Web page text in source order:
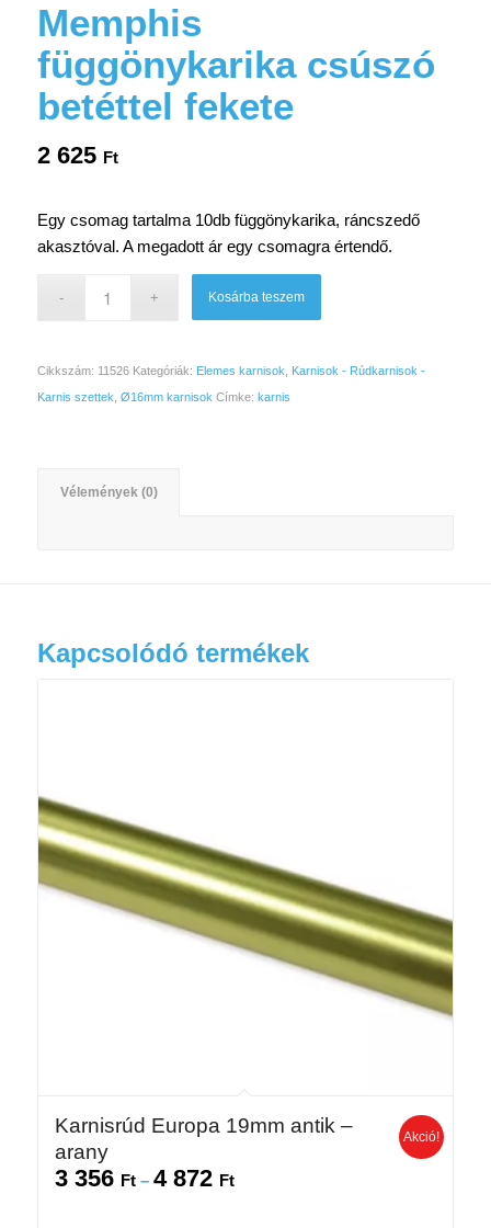
Memphis
függönykarika csúszó
betéttel fekete
2 625 Ft
Egy csomag tartalma 10db függönykarika, ráncszedő
akasztóval. A megadott ár egy csomagra értendő.
Kosárba teszem
Cikkszám: 11526 Kategóriák: Elemes karnisok
Karnisok - Rúdkarnisok -
Karnis szettek Ø16mm karnisok Címke: karnis
Vélemények (0)
Kapcsolódó termékek
Karnisrúd Europa 19mm antik –
arany
3 356 Ft – 4 872 FtÁrtartomány:
Akció!